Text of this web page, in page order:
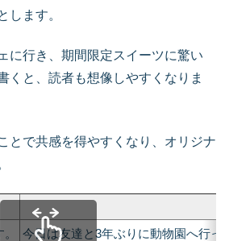
します。
に行き、期間限定スイーツに驚い
くと、読者も想像しやすくなりま
とで共感を得やすくなり、オリジナ
今日は友達と3年ぶりに動物園へ行